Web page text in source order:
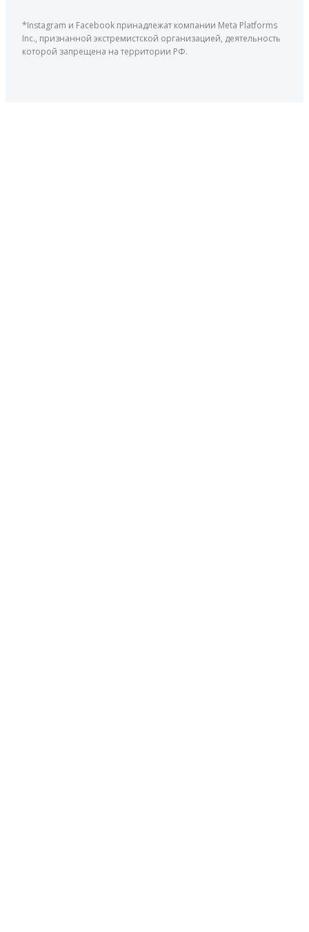
*Instagram и Facebook принадлежат компании Meta Platforms
Inc., признанной экстремистской организацией, деятельность
которой запрещена на территории РФ.